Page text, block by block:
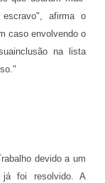
afirma o
caso envolvendo o
na lista
devido a um
já foi resolvido. A